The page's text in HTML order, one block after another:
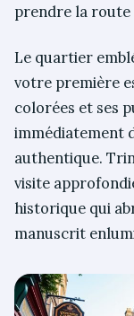
prendre la route
Le quartier
votre première
colorées et ses
immédiatement
authentique.
visite
historique qui
manuscrit